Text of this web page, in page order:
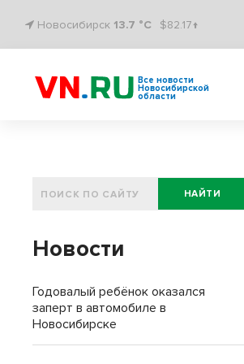
Новосибирск 13.7 °C $82.17↑
Все новости
Новосибирской
области
НАЙТИ
Новости
Годовалый ребёнок оказался
заперт в автомобиле в
Новосибирске